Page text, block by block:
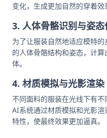
变化，生成更加自然的穿着效
3. 人体骨骼识别与姿态
为了让服装自然地适应模特
的人体骨骼结构和姿态，计
体。
4. 材质模拟与光影渲染
不同面料的服装在光线下有不
AI系统通过材质模拟和光影
特性，使最终效果更加逼真。